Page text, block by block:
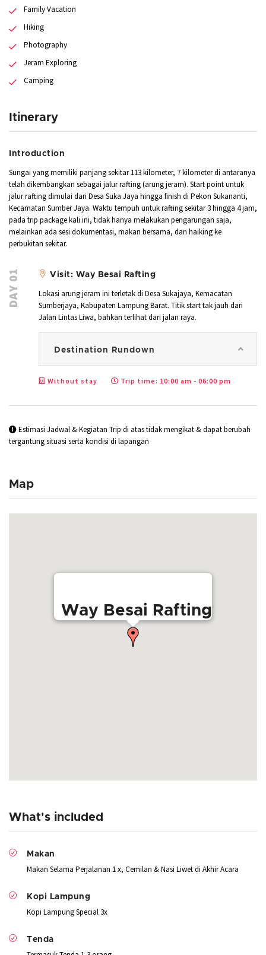
Family Vacation
Hiking
Photography
Jeram Exploring
Camping
Itinerary
Introduction
Sungai yang memiliki panjang sekitar 113 kilometer, 7 kilometer di antaranya
telah dikembangkan sebagai jalur rafting (arung jeram). Start point untuk
jalur rafting dimulai dari Desa Suka Jaya hingga finish di Pekon Sukananti,
Kecamatan Sumber Jaya. Waktu tempuh untuk rafting sekitar 3 hingga 4 jam,
pada trip package kali ini, tidak hanya melakukan pengarungan saja,
melainkan ada sesi dokumentasi, makan bersama, dan haiking ke
perbukitan sekitar.
DAY 01 Visit: Way Besai Rafting
Lokasi arung jeram ini terletak di Desa Sukajaya, Kemacatan
Sumberjaya, Kabupaten Lampung Barat. Titik start tak jauh dari
Jalan Lintas Liwa, bahkan terlihat dari jalan raya.
Destination Rundown
Without stay Trip time: 10:00 am - 06:00 pm
Estimasi Jadwal & Kegiatan Trip di atas tidak mengikat & dapat berubah
tergantung situasi serta kondisi di lapangan
Map
Way Besai Rafting
What's included
Makan
Makan Selama Perjalanan 1 x, Cemilan & Nasi Liwet di Akhir Acara
Kopi Lampung
Kopi Lampung Special 3x
Tenda